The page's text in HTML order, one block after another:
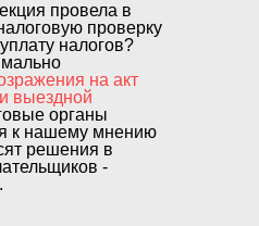
провела в
проверку
налогов?
на акт
выездной
органы
к нашему мнению
решения в
-